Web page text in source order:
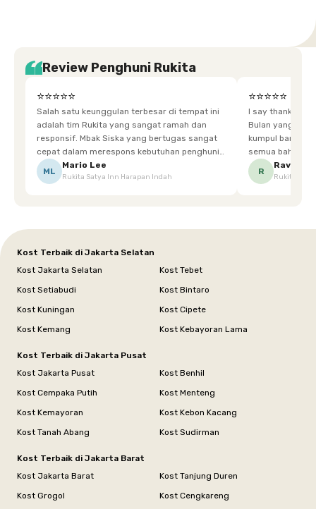
Review Penghuni Rukita
⭐⭐⭐⭐⭐
Salah satu keunggulan terbesar di tempat ini
adalah tim Rukita yang sangat ramah dan
responsif. Mbak Siska yang bertugas sangat
cepat dalam merespons kebutuhan penghuni.
Ketika saya meminta keset karena sempat
terpeleset, permintaan tersebut langsung
ML
Mario Lee
Rukita Satya Inn Harapan Indah
⭐⭐⭐⭐⭐
I say thankyou
Bulan yang super happy! banyak
kumpul bareng
semua bahagia
mgkn saran dari air aja & kebersihan lebih di
R
Ravena
Rukita
Kost Terbaik di Jakarta Selatan
Kost Jakarta Selatan
Kost Tebet
Kost Setiabudi
Kost Bintaro
Kost Kuningan
Kost Cipete
Kost Kemang
Kost Kebayoran Lama
Kost Terbaik di Jakarta Pusat
Kost Jakarta Pusat
Kost Benhil
Kost Cempaka Putih
Kost Menteng
Kost Kemayoran
Kost Kebon Kacang
Kost Tanah Abang
Kost Sudirman
Kost Terbaik di Jakarta Barat
Kost Jakarta Barat
Kost Tanjung Duren
Kost Grogol
Kost Cengkareng